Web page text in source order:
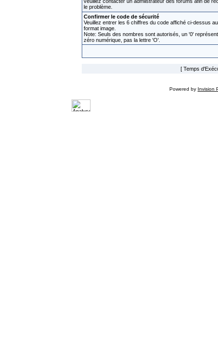
le problème.
Confirmer le code de sécurité
Veuillez entrer les 6 chiffres du code affiché ci-dessus au
format image.
Note: Seuls des nombres sont autorisés, un '0'
zéro numérique, pas la lettre 'O'.
[ Temps
Powered by Invision